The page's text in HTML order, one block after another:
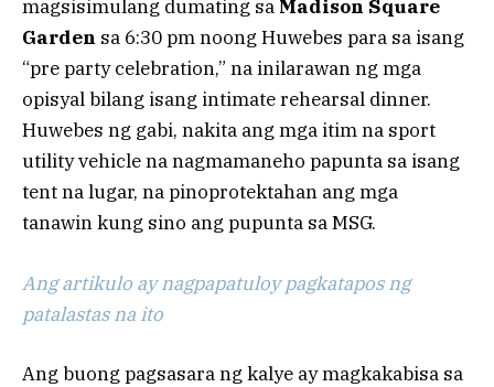
magsisimulang dumating sa Madison Square
Garden sa 6:30 pm noong Huwebes para sa isang
“pre party celebration,” na inilarawan ng mga
opisyal bilang isang intimate rehearsal dinner.
Huwebes ng gabi, nakita ang mga itim na sport
utility vehicle na nagmamaneho papunta sa isang
tent na lugar, na pinoprotektahan ang mga
tanawin kung sino ang pupunta sa MSG.
Ang artikulo ay nagpapatuloy pagkatapos ng
patalastas na ito
Ang buong pagsasara ng kalye ay magkakabisa sa